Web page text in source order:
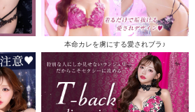
本命カレを虜にする愛されブラ♪